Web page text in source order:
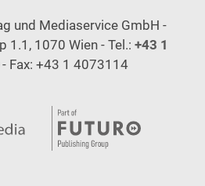
und Mediaservice GmbH -
1.1, 1070 Wien - Tel.: +43 1
- Fax: +43 1 4073114